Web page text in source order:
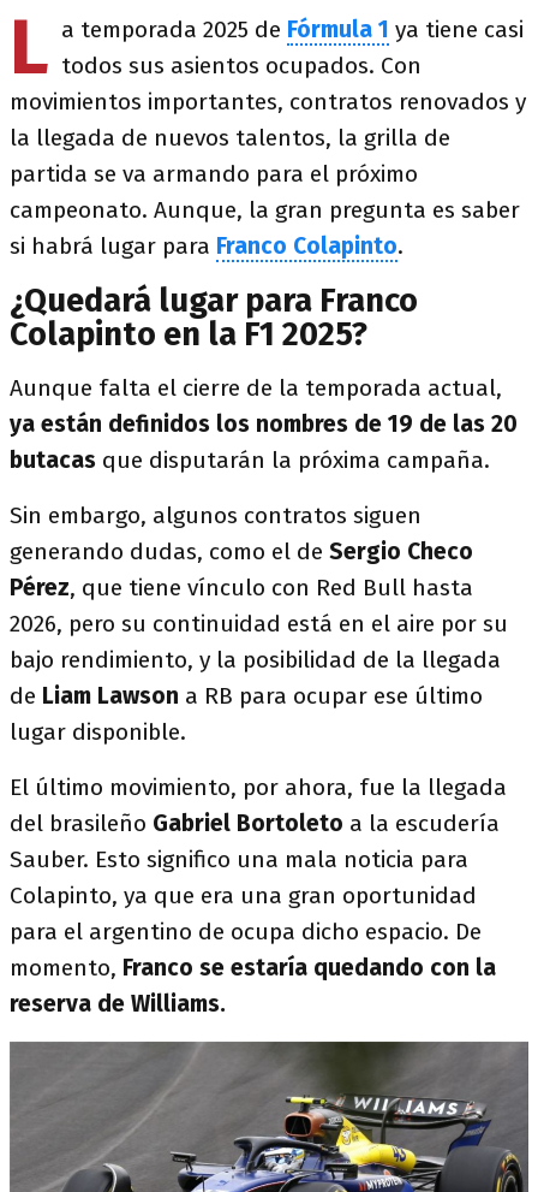
L a temporada 2025 de Fórmula 1 ya tiene casi
todos sus asientos ocupados. Con
movimientos importantes, contratos renovados y
la llegada de nuevos talentos, la grilla de
partida se va armando para el próximo
campeonato. Aunque, la gran pregunta es saber
si habrá lugar para Franco Colapinto.
¿Quedará lugar para Franco
Colapinto en la F1 2025?
Aunque falta el cierre de la temporada actual,
ya están definidos los nombres de 19 de las 20
butacas que disputarán la próxima campaña.
Sin embargo, algunos contratos siguen
generando dudas, como el de Sergio Checo
Pérez, que tiene vínculo con Red Bull hasta
2026, pero su continuidad está en el aire por su
bajo rendimiento, y la posibilidad de la llegada
de Liam Lawson a RB para ocupar ese último
lugar disponible.
El último movimiento, por ahora, fue la llegada
del brasileño Gabriel Bortoleto a la escudería
Sauber. Esto significo una mala noticia para
Colapinto, ya que era una gran oportunidad
para el argentino de ocupa dicho espacio. De
momento, Franco se estaría quedando con la
reserva de Williams.